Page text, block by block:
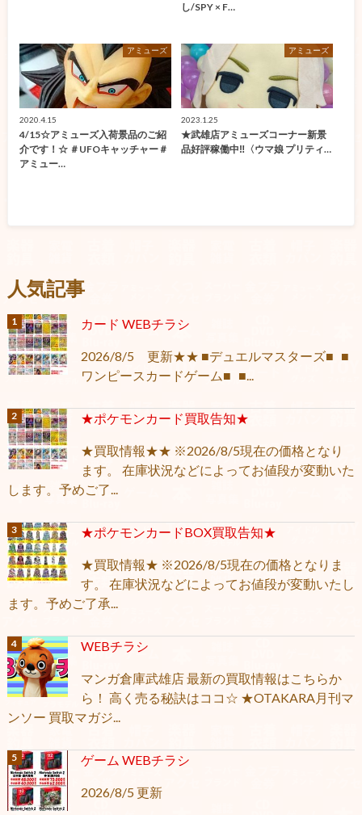
し/SPY × F…
アミューズ
2020.4.15
4/15☆アミューズ入荷景品のご紹
介です！☆ ＃UFOキャッチャー＃
アミュー…
アミューズ
2023.1.25
★武雄店アミューズコーナー新景
品好評稼働中‼〈ウマ娘 プリティ…
人気記事
カード WEBチラシ
2026/8/5 更新★★ ■デュエルマスターズ■ ■
ワンピースカードゲーム■ ■...
★ポケモンカード買取告知★
★買取情報★★ ※2026/8/5現在の価格となり
ます。 在庫状況などによってお値段が変動いた
します。予めご了...
★ポケモンカードBOX買取告知★
★買取情報★ ※2026/8/5現在の価格となりま
す。 在庫状況などによってお値段が変動いたし
ます。予めご了承...
WEBチラシ
マンガ倉庫武雄店 最新の買取情報はこちらか
ら！ 高く売る秘訣はココ☆ ★OTAKARA月刊マ
ンソー 買取マガジ...
ゲーム WEBチラシ
2026/8/5 更新